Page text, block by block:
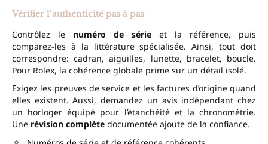
Vérifier l’authenticité pas à pas
Contrôlez le numéro de série et la référence, puis
comparez-les à la littérature spécialisée. Ainsi, tout doit
correspondre: cadran, aiguilles, lunette, bracelet, boucle.
Pour Rolex, la cohérence globale prime sur un détail isolé.
Exigez les preuves de service et les factures d’origine quand
elles existent. Aussi, demandez un avis indépendant chez
un horloger équipé pour l’étanchéité et la chronométrie.
Une révision complète documentée ajoute de la confiance.